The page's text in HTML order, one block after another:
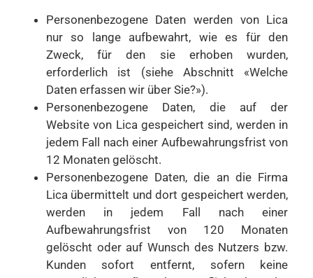
Personenbezogene Daten werden von Lica
nur so lange aufbewahrt, wie es für den
Zweck, für den sie erhoben wurden,
erforderlich ist (siehe Abschnitt «Welche
Daten erfassen wir über Sie?»).
Personenbezogene Daten, die auf der
Website von Lica gespeichert sind, werden in
jedem Fall nach einer Aufbewahrungsfrist von
12 Monaten gelöscht.
Personenbezogene Daten, die an die Firma
Lica übermittelt und dort gespeichert werden,
werden in jedem Fall nach einer
Aufbewahrungsfrist von 120 Monaten
gelöscht oder auf Wunsch des Nutzers bzw.
Kunden sofort entfernt, sofern keine